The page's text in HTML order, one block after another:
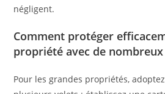
négligent.
Comment protéger
propriété avec de
Pour les grandes propriétés,